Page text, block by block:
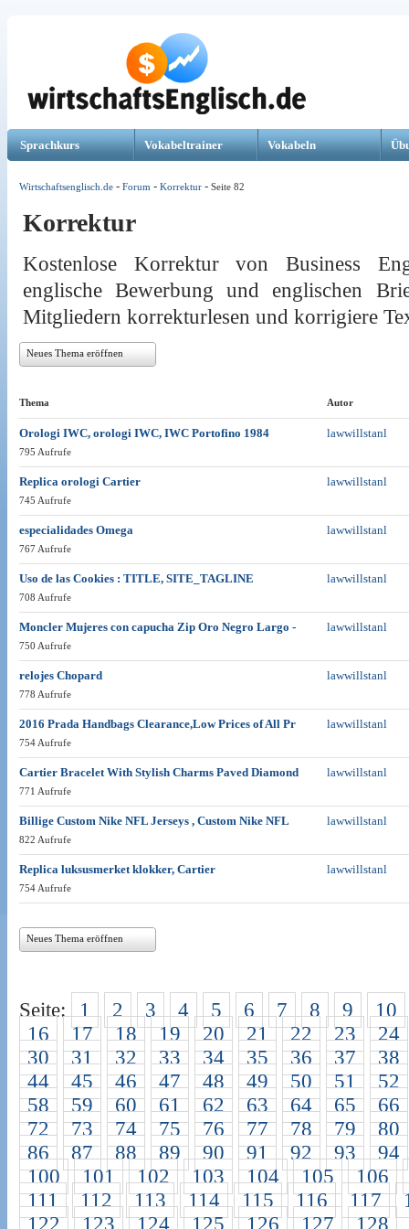
Sprachkurs Vokabeltrainer Vokabeln
Wirtschaftsenglisch.de - Forum - Korrektur - Seite 82
Korrektur
Kostenlose Korrektur von Business
englische Bewerbung und englischen
Mitgliedern korrekturlesen und korrigiere
Neues Thema eröffnen
Thema Autor
Orologi IWC, orologi IWC, IWC Portofino 1984
795 Aufrufe
lawwillstanl
Replica orologi Cartier
745 Aufrufe
lawwillstanl
especialidades Omega
767 Aufrufe
lawwillstanl
Uso de las Cookies : TITLE, SITE_TAGLINE
708 Aufrufe
lawwillstanl
Moncler Mujeres con capucha Zip Oro Negro Largo -
750 Aufrufe
lawwillstanl
relojes Chopard
778 Aufrufe
lawwillstanl
2016 Prada Handbags Clearance,Low Prices of All Pr
754 Aufrufe
lawwillstanl
Cartier Bracelet With Stylish Charms Paved Diamond
771 Aufrufe
lawwillstanl
Billige Custom Nike NFL Jerseys , Custom Nike NFL
822 Aufrufe
lawwillstanl
Replica luksusmerket klokker, Cartier
754 Aufrufe
lawwillstanl
Neues Thema eröffnen
Seite: 1 2 3 4 5 6 7 8 9
10
16
17 18 19 20 21 22 23
24
30
31 32 33 34 35 36 37
38
44
45 46 47 48 49 50 51
52
58
59 60 61 62 63 64 65
66
72
73 74 75 76 77 78 79
80
86
87 88 89 90 91 92 93
94
100
101 102 103 104 105
106
111
112 113 114 115 116 117
122
123 124 125 126 127 128